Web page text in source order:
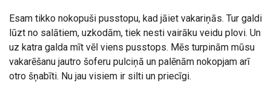
Esam tikko nokopuši pusstopu, kad jāiet vakariņās. Tur galdi
lūzt no salātiem, uzkodām, tiek nesti vairāku veidu plovi. Un
uz katra galda mīt vēl viens pusstops. Mēs turpinām mūsu
vakarēšanu jautro šoferu pulciņā un palēnām nokopjam arī
otro šņabīti. Nu jau visiem ir silti un priecīgi.